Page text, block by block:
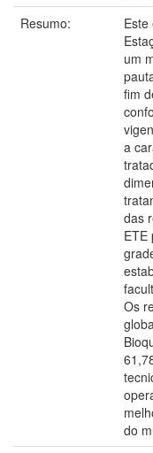
Resumo:
um
fim
a
das
ETE
Os
do